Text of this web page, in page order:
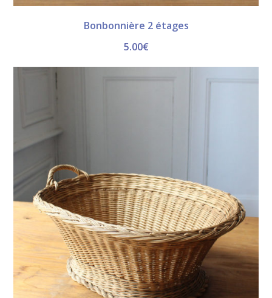
Bonbonnière 2 étages
5.00€